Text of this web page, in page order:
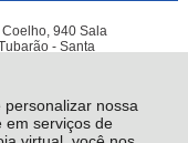
nossa
em serviços de
940 Sala
- Santa
LTDA
Reposição Online